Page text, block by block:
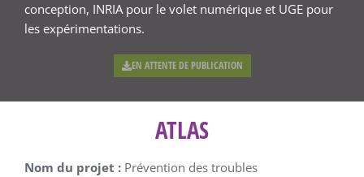
conception, INRIA pour le volet numérique et UGE pour
les expérimentations.
EN ATTENTE DE PUBLICATION
ATLAS
Nom du projet : Prévention des troubles